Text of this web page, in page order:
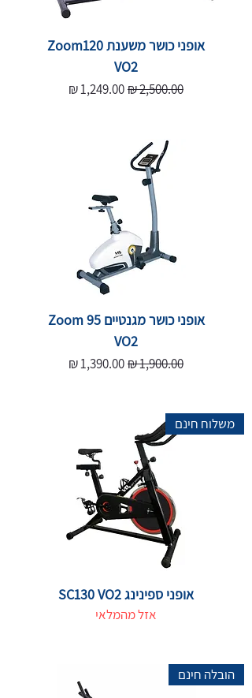
אופני כושר משענת Zoom120
VO2
מחיר רגיל מחיר מבצע
אופני כושר מגנטיים Zoom 95
VO2
מחיר רגיל מחיר מבצע
משלוח חינם
אופני ספינינג SC130 VO2
אזל מהמלאי
הובלה חינם